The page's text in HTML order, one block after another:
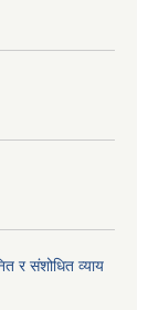
र संशोधित व्याय